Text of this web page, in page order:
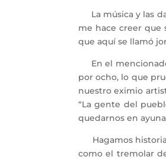
La música y las
me hace creer que
que aquí se llamó
En el
por ocho, lo que
nuestro eximio
“La gente del
quedarnos en
Hagamos historia
como el tremolar